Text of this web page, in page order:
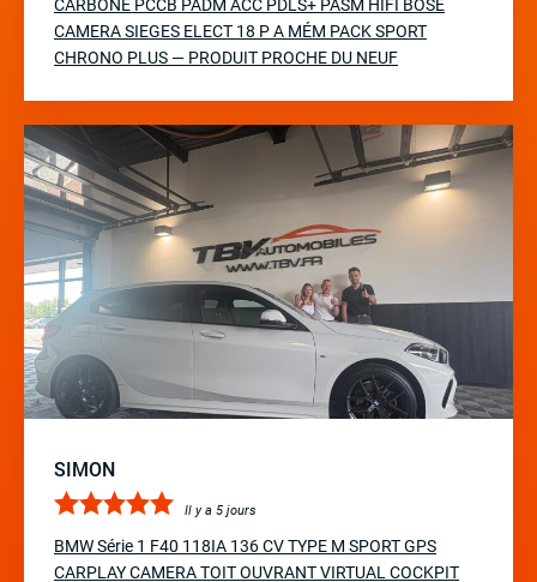
CARBONE PCCB PADM ACC PDLS+ PASM HIFI BOSE
CAMERA SIEGES ELECT 18 P A MÉM PACK SPORT
CHRONO PLUS — PRODUIT PROCHE DU NEUF
SIMON
Il y a 5 jours
BMW Série 1 F40 118IA 136 CV TYPE M SPORT GPS
CARPLAY CAMERA TOIT OUVRANT VIRTUAL COCKPIT